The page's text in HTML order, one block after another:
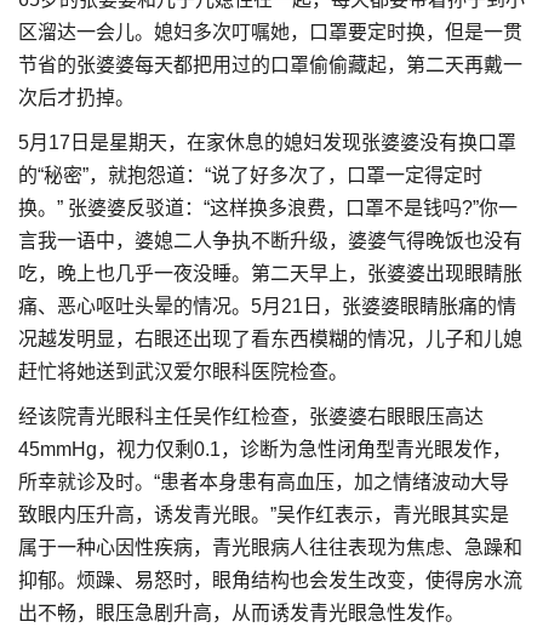
区溜达一会儿。媳妇多次叮嘱她，口罩要定时换，但是一贯
节省的张婆婆每天都把用过的口罩偷偷藏起，第二天再戴一
次后才扔掉。
5月17日是星期天，在家休息的媳妇发现张婆婆没有换口罩
的“秘密”，就抱怨道：“说了好多次了，口罩一定得定时
换。” 张婆婆反驳道：“这样换多浪费，口罩不是钱吗?”你一
言我一语中，婆媳二人争执不断升级，婆婆气得晚饭也没有
吃，晚上也几乎一夜没睡。第二天早上，张婆婆出现眼睛胀
痛、恶心呕吐头晕的情况。5月21日，张婆婆眼睛胀痛的情
况越发明显，右眼还出现了看东西模糊的情况，儿子和儿媳
赶忙将她送到武汉爱尔眼科医院检查。
经该院青光眼科主任吴作红检查，张婆婆右眼眼压高达
45mmHg，视力仅剩0.1，诊断为急性闭角型青光眼发作，
所幸就诊及时。“患者本身患有高血压，加之情绪波动大导
致眼内压升高，诱发青光眼。”吴作红表示，青光眼其实是
属于一种心因性疾病，青光眼病人往往表现为焦虑、急躁和
抑郁。烦躁、易怒时，眼角结构也会发生改变，使得房水流
出不畅，眼压急剧升高，从而诱发青光眼急性发作。